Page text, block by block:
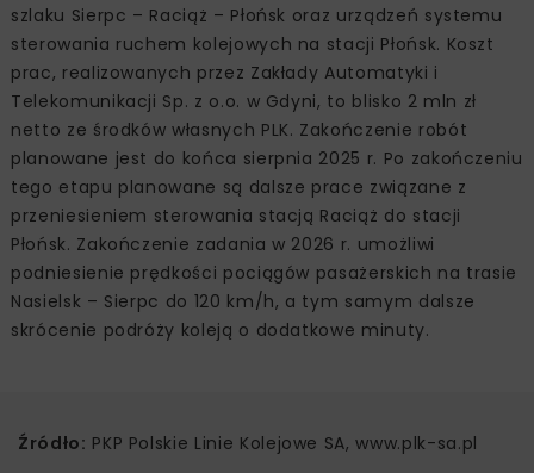
szlaku Sierpc – Raciąż – Płońsk oraz urządzeń systemu
sterowania ruchem kolejowych na stacji Płońsk. Koszt
prac, realizowanych przez Zakłady Automatyki i
Telekomunikacji Sp. z o.o. w Gdyni, to blisko 2 mln zł
netto ze środków własnych PLK. Zakończenie robót
planowane jest do końca sierpnia 2025 r. Po zakończeniu
tego etapu planowane są dalsze prace związane z
przeniesieniem sterowania stacją Raciąż do stacji
Płońsk. Zakończenie zadania w 2026 r. umożliwi
podniesienie prędkości pociągów pasażerskich na trasie
Nasielsk – Sierpc do 120 km/h, a tym samym dalsze
skrócenie podróży koleją o dodatkowe minuty.
Źródło: PKP Polskie Linie Kolejowe SA, www.plk-sa.pl